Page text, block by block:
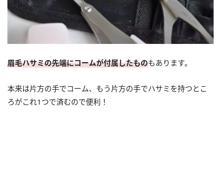
眉毛ハサミの先端にコームが付属したものもあります。
本来は片方の手でコーム、もう片方の手でハサミを持つとこ
ろがこれ1つで済むので便利！